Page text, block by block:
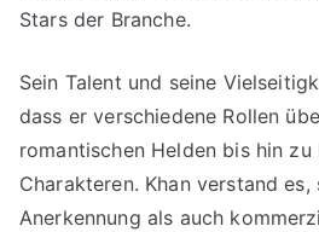
Stars der Branche.
Sein Talent und seine
dass er verschiedene Rollen
romantischen Helden bis hin zu
Charakteren. Khan verstand
Anerkennung als auch